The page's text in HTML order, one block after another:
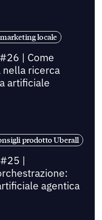
locale
| Come
nella ricerca
artificiale
prodotto Uberall
|
agentica